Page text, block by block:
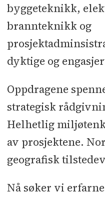
byggeteknikk,
brannteknikk og
dyktige og
Oppdragene
strategisk
Helhetlig
av prosjektene.
geografisk
Nå søker vi